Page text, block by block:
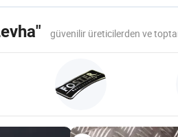
güvenilir üreticilerden ve